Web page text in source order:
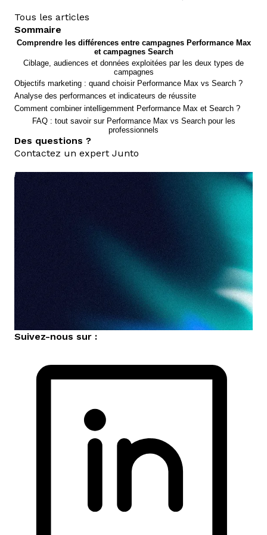
Tous les articles
Sommaire
Comprendre les différences entre campagnes Performance Max
et campagnes Search
Ciblage, audiences et données exploitées par les deux types de
campagnes
Objectifs marketing : quand choisir Performance Max vs Search ?
Analyse des performances et indicateurs de réussite
Comment combiner intelligemment Performance Max et Search ?
FAQ : tout savoir sur Performance Max vs Search pour les
professionnels
Des questions ?
Contactez un expert Junto
Suivez-nous sur :